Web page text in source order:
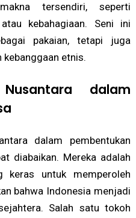
tersendiri, seperti
kebahagiaan. Seni ini
pakaian, tetapi juga
etnis.
dalam
dalam pembentukan
diabaikan. Mereka adalah
keras untuk memperoleh
bahwa Indonesia menjadi
Salah satu tokoh